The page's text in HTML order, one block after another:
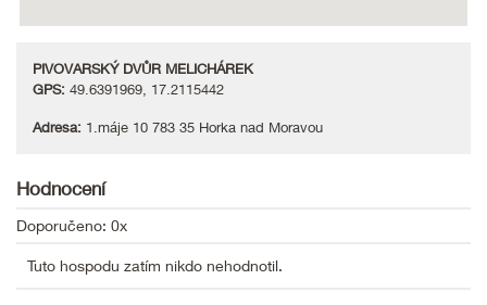
PIVOVARSKÝ DVŮR MELICHÁREK
GPS: 49.6391969, 17.2115442
Adresa: 1.máje 10 783 35 Horka nad Moravou
Hodnocení
Doporučeno: 0x
Tuto hospodu zatím nikdo nehodnotil.